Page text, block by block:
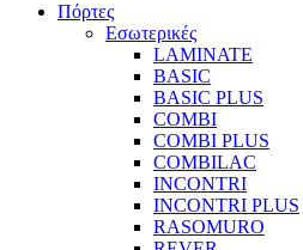
Πόρτες
Εσωτερικές
LAMINATE
BASIC
BASIC PLUS
COMBI
COMBI PLUS
COMBILAC
INCONTRI
INCONTRI PLUS
RASOMURO